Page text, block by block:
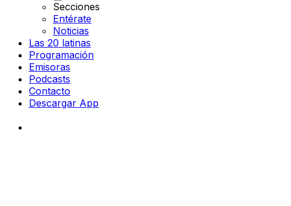
Secciones
Entérate
Noticias
Las 20 latinas
Programación
Emisoras
Podcasts
Contacto
Descargar App